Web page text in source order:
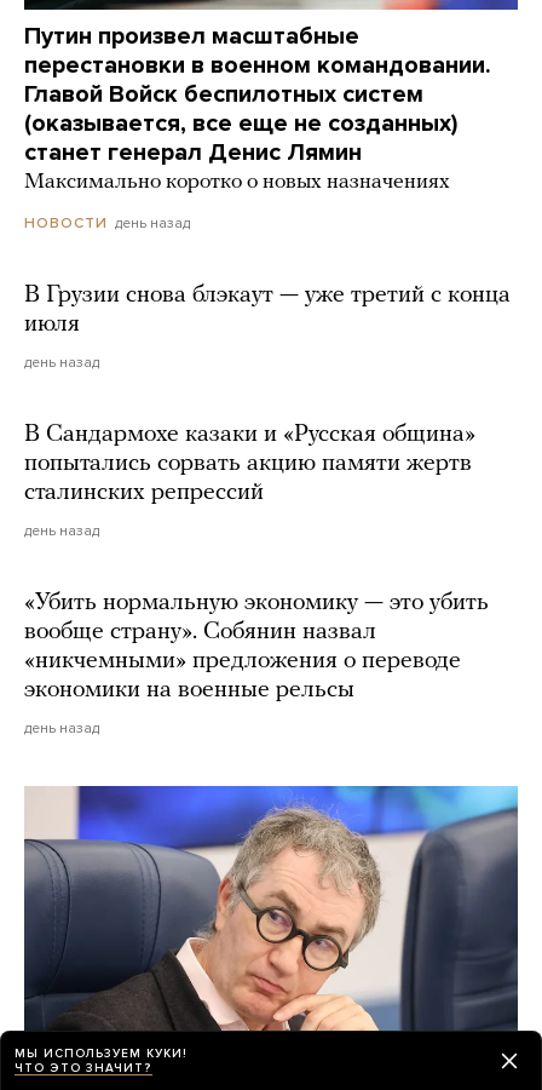
Путин произвел масштабные
перестановки в военном командовании.
Главой Войск беспилотных систем
(оказывается, все еще не созданных)
станет генерал Денис Лямин
Максимально коротко о новых назначениях
НОВОСТИ день назад
В Грузии снова блэкаут — уже третий с конца
июля
день назад
В Сандармохе казаки и «Русская община»
попытались сорвать акцию памяти жертв
сталинских репрессий
день назад
«Убить нормальную экономику — это убить
вообще страну». Собянин назвал
«никчемными» предложения о переводе
экономики на военные рельсы
день назад
МЫ ИСПОЛЬЗУЕМ КУКИ!
ЧТО ЭТО ЗНАЧИТ?